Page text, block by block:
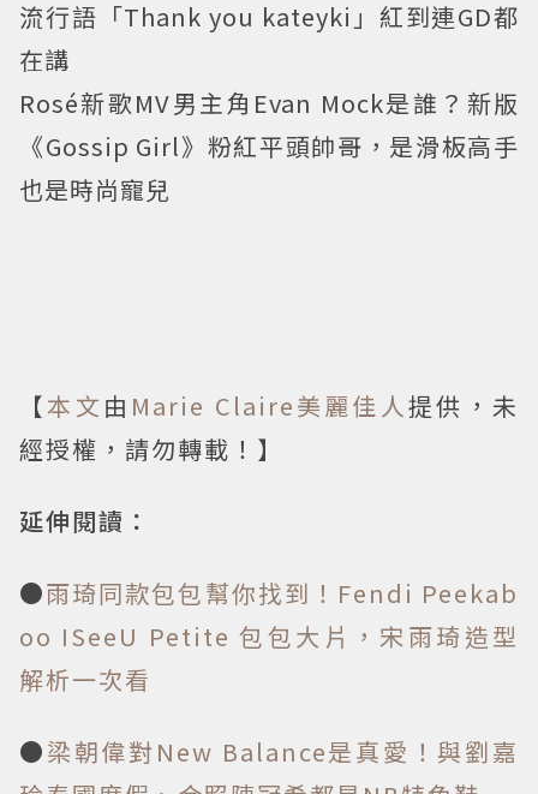
流行語「Thank you kateyki」紅到連GD都
在講
Rosé新歌MV男主角Evan Mock是誰？新版
《Gossip Girl》粉紅平頭帥哥，是滑板高手
也是時尚寵兒
【本文 由 Marie Claire美麗佳人提供，未
經授權，請勿轉載！】
延伸閱讀：
●雨琦同款包包幫你找到！Fendi Peekab
oo ISeeU Petite 包包大片，宋雨琦造型
解析一次看
●梁朝偉對New Balance是真愛！與劉嘉